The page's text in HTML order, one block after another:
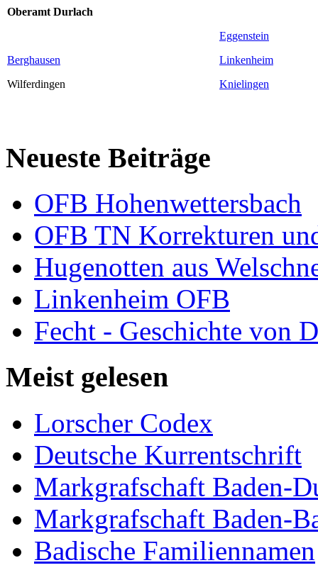
Oberamt Durlach
Berghausen
Wilferdingen
Eggenstein
Linkenheim
Knielingen
Neueste Beiträge
OFB Hohenwettersbach
OFB TN Korrekturen
Hugenotten aus
Linkenheim OFB
Fecht - Geschichte von
Meist gelesen
Lorscher Codex
Deutsche Kurrentschrift
Markgrafschaft Baden-
Markgrafschaft Baden-
Badische Familiennamen